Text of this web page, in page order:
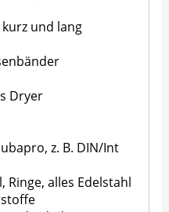
und lang
Dryer
z. B. DIN/Int
Ringe, alles Edelstahl